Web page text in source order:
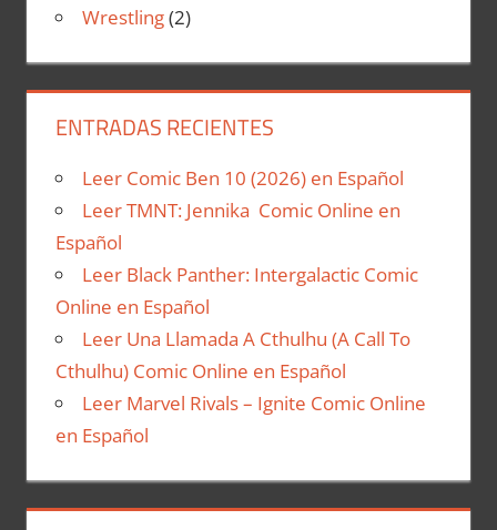
Wrestling(2)
ENTRADAS RECIENTES
Leer Comic Ben 10 (2026) en Español
Leer TMNT: Jennika Comic Online en
Español
Leer Black Panther: Intergalactic Comic
Online en Español
Leer Una Llamada A Cthulhu (A Call To
Cthulhu) Comic Online en Español
Leer Marvel Rivals – Ignite Comic Online
en Español